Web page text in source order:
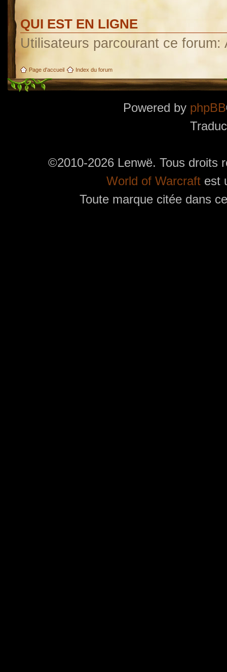
QUI EST EN LIGNE
Utilisateurs parcourant ce
Page d'accueil Index du forum
Powered by phpBB
©2010-2026 Lenwë. Tous droits
World of Warcraftest
Toute marque citée dans